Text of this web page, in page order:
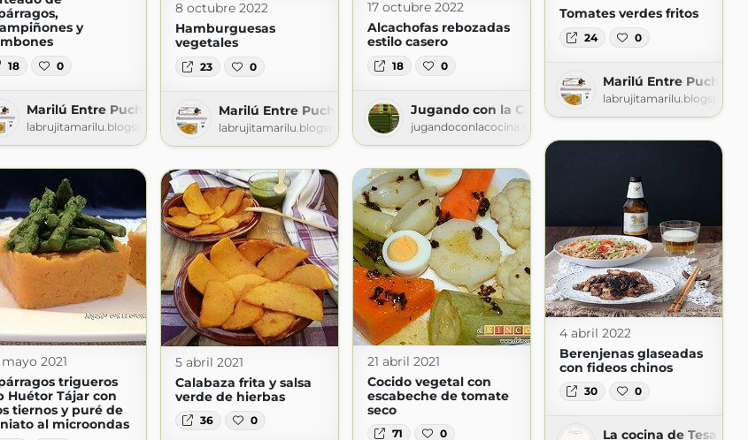
y
18 0
Marilú Entre Pucheros
labrujitamarilu.blogspot.com
Tomates verdes fritos
24 0
Marilú Entre Pucheros
17 octubre 2022
Alcachofas rebozadas
estilo casero
18 0
Jugando con la Cocina
jugandoconlacocina.blogspot.com
8 octubre 2022
Hamburguesas
vegetales
23 0
Marilú Entre Pucheros
labrujitamarilu.blogspot.com
4 abril 2022
Berenjenas glaseadas
con fideos chinos
30 0
La cocina de Tesa
2021
trigueros
Huétor Tájar con
tiernos y puré de
al microondas
21 abril 2021
Cocido vegetal con
escabeche de tomate
seco
71 0
5 abril 2021
Calabaza frita y salsa
verde de hierbas
36 0